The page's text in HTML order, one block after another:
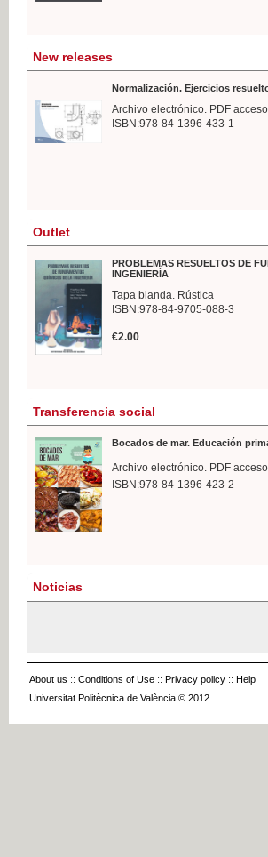
New releases
Normalización. Ejercicios
Archivo electrónico. PDF
ISBN:978-84-1396-433-1
Outlet
PROBLEMAS RESUELTOS DE
INGENIERÍA
Tapa blanda. Rústica
ISBN:978-84-9705-088-3
€2.00
Transferencia social
Bocados de mar. Educación
Archivo electrónico. PDF
ISBN:978-84-1396-423-2
Noticias
About us :: Conditions of Use :: Privacy policy :: Help
Universitat Politècnica de València © 2012